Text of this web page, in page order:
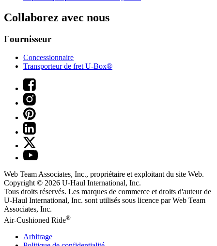
Collaborez avec nous
Fournisseur
Concessionnaire
Transporteur de fret U-Box®
Web Team Associates, Inc., propriétaire et exploitant du site Web.
Copyright © 2026 U-Haul International, Inc.
Tous droits réservés. Les marques de commerce et droits d'auteur de
U-Haul International, Inc. sont utilisés sous licence par Web Team
Associates, Inc.
Air-Cushioned Ride®
Arbitrage